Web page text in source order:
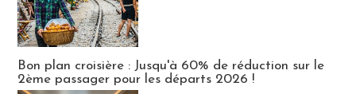
Bon plan croisière : Jusqu'à 60% de réduction sur le
2ème passager pour les départs 2026 !